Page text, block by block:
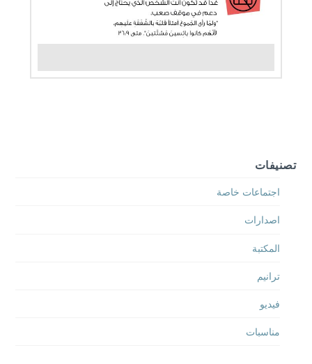
تصنيفات
اجتماعات خاصة
اصدارات
المكتبة
ترانيم
فيديو
مناسبات